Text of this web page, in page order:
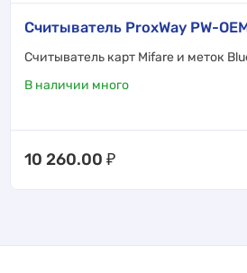
Считыватель ProxWay PW-
Cчитыватель карт Mifare и меток
В наличии много
10 260.00 ₽